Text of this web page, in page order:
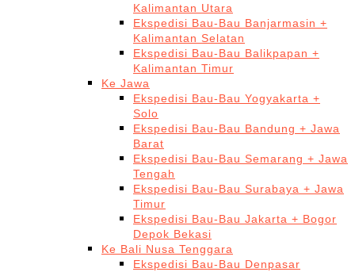
Kalimantan Utara
Ekspedisi Bau-Bau Banjarmasin +
Kalimantan Selatan
Ekspedisi Bau-Bau Balikpapan +
Kalimantan Timur
Ke Jawa
Ekspedisi Bau-Bau Yogyakarta +
Solo
Ekspedisi Bau-Bau Bandung + Jawa
Barat
Ekspedisi Bau-Bau Semarang + Jawa
Tengah
Ekspedisi Bau-Bau Surabaya + Jawa
Timur
Ekspedisi Bau-Bau Jakarta + Bogor
Depok Bekasi
Ke Bali Nusa Tenggara
Ekspedisi Bau-Bau Denpasar